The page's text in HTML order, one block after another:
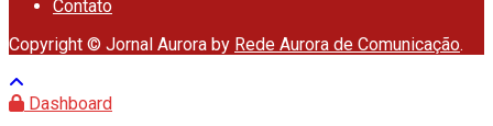
Contato
Copyright © Jornal Aurora by Rede Aurora de Comunicação.
Dashboard